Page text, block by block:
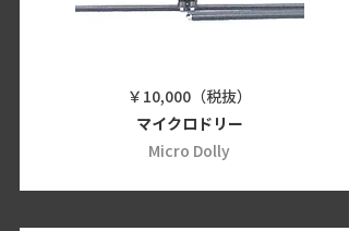
￥10,000（税抜）
マイクロドリー
Micro Dolly